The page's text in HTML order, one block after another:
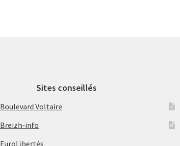
Sites conseillés
Boulevard Voltaire
Breizh-info
EuroLibertés